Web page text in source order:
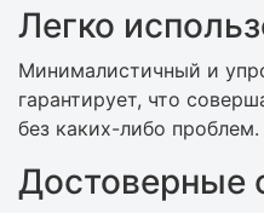
Легко
Минималистичный и
гарантирует, что
без каких-либо проблем.
Достоверные